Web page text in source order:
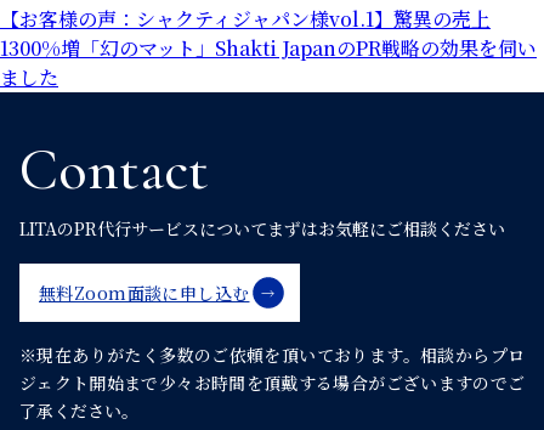
投
稿
ビ
ー
ョ
ン
【お客様の声：シャクティジャパン様vol.1】驚異の売上
1300%増「幻のマット」Shakti JapanのPR戦略の効果を伺い
ました
Contact
LITAのPR代行サービスについてまずはお気軽にご相談ください
無料Zoom面談に申し込む
※現在ありがたく多数のご依頼を頂いております。相談からプロ
ジェクト開始まで少々お時間を頂戴する場合がございますのでご
了承ください。